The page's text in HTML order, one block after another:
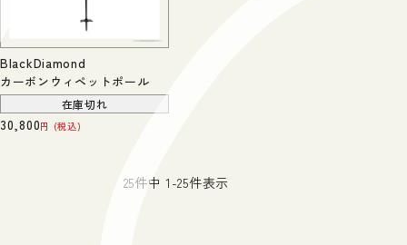
BlackDiamond
カーボンウィペットポール
在庫切れ
30,800 税込
25件中 1 -25件表示